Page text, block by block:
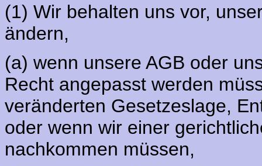
(1) Wir behalten uns vor,
ändern,
(a) wenn unsere AGB oder
Recht angepasst werden
veränderten Gesetzeslage,
oder wenn wir einer
nachkommen müssen,